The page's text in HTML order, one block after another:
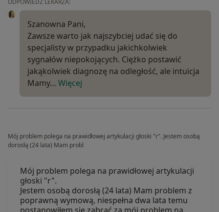
Szanowna Pani,
Zawsze warto jak najszybciej udać się do
specjalisty w przypadku jakichkolwiek
sygnałów niepokojących. Ciężko postawić
jakąkolwiek diagnozę na odległość, ale intuicja
Mamy… Więcej
Mój problem polega na prawidłowej artykulacji głoski "r". Jestem osobą
dorosłą (24 lata) Mam probl
Mój problem polega na prawidłowej artykulacji
głoski "r".
Jestem osobą dorosłą (24 lata) Mam problem z
poprawną wymową, niespełna dwa lata temu